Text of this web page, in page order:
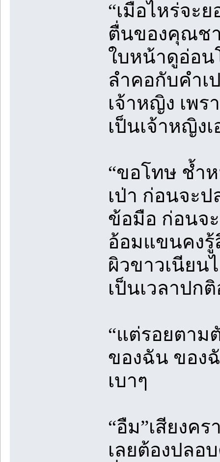
“เมื่อไหร่จะ
ตื่นของคุณช
ใบหน้าดูอ่อน
ลำคอกับคำเ
เจ้าหญิง เพ
เป็นเจ้าหญิง
“ขอโทษ ช้ำ
เป่า ก่อนจะ
ข้อมือ ก่อนจ
อ้อมแขนคงรู้
ผิวขาวเนียน
เป็นเวลาปก
“แต่รอยตาม
ของฉัน ของ
เบาๆ
“อืม”เสียงค
เลยต้องปลอ